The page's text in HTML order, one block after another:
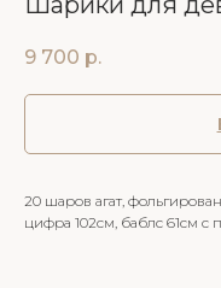
9 700 р.
20 шаров агат,
цифра 102см, баблс 61см с